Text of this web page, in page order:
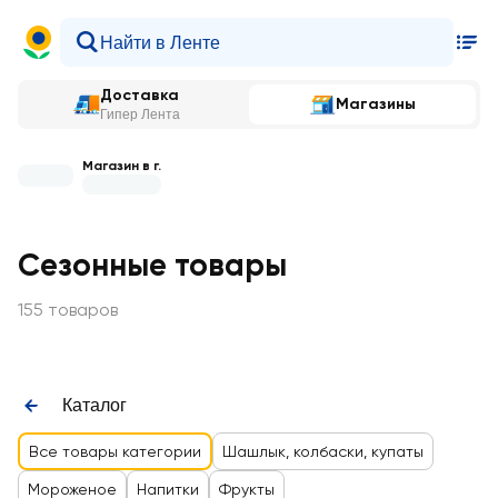
Доставка
Гипер Лента
Магазины
Магазин в г.
Сезонные товары
155 товаров
Каталог
Все товары категории Шашлык, колбаски, купаты
Мороженое Напитки Фрукты